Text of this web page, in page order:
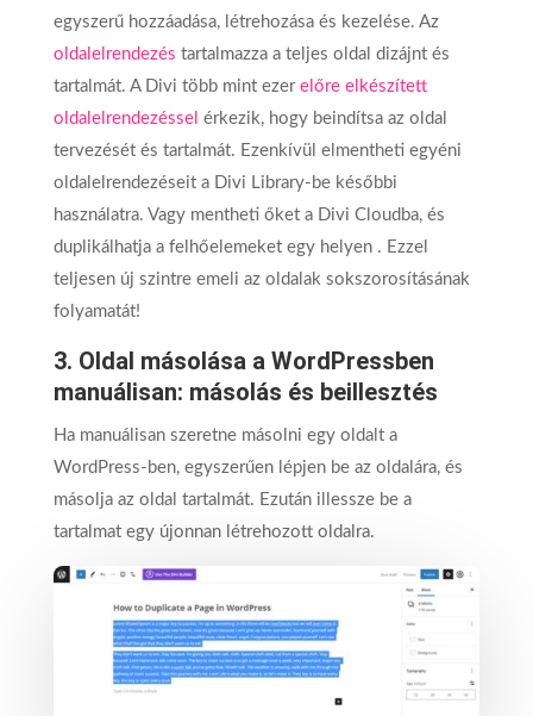
egyszerű hozzáadása, létrehozása és kezelése. Az
oldalelrendezés tartalmazza a teljes oldal dizájnt és
tartalmát. A Divi több mint ezer előre elkészített
oldalelrendezéssel érkezik, hogy beindítsa az oldal
tervezését és tartalmát. Ezenkívül elmentheti egyéni
oldalelrendezéseit a Divi Library-be későbbi
használatra. Vagy mentheti őket a Divi Cloudba, és
duplikálhatja a felhőelemeket egy helyen . Ezzel
teljesen új szintre emeli az oldalak sokszorosításának
folyamatát!
3. Oldal másolása a WordPressben
manuálisan: másolás és beillesztés
Ha manuálisan szeretne másolni egy oldalt a
WordPress-ben, egyszerűen lépjen be az oldalára, és
másolja az oldal tartalmát. Ezután illessze be a
tartalmat egy újonnan létrehozott oldalra.